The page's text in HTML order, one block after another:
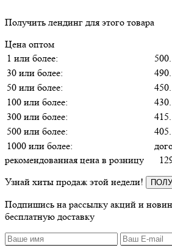
Получить лендинг для этого товара
Цена оптом
1 или более:
30 или более:
50 или более:
100 или более:
300 или более:
500 или более:
1000 или более:
рекомендованная цена в розницу
Узнай хиты продаж этой недели!
Подпишись на рассылку акций и
бесплатную доставку